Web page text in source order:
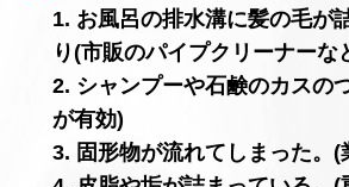
1. お風呂の排水溝に髪の毛が
り(市販のパイプクリーナーな
2. シャンプーや石鹸のカスの
が有効)
3. 固形物が流れてしまった。(